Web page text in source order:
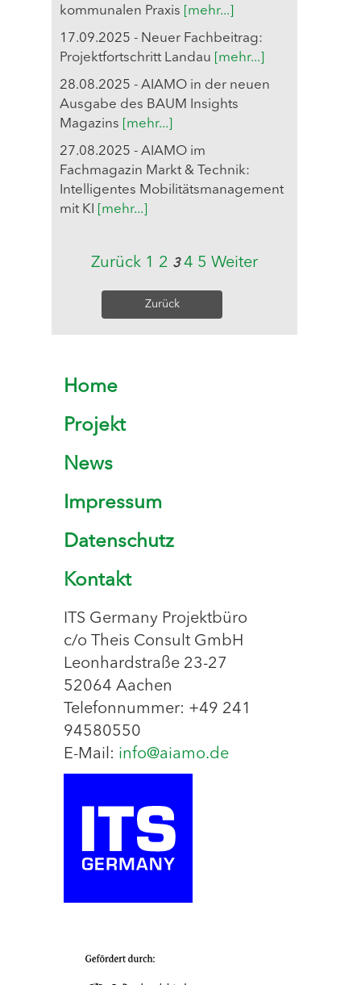
kommunalen Praxis
[mehr...]
17.09.2025 - Neuer Fachbeitrag:
Projektfortschritt Landau
[mehr...]
28.08.2025 - AIAMO in der neuen
Ausgabe des BAUM Insights
Magazins
[mehr...]
27.08.2025 - AIAMO im
Fachmagazin Markt & Technik:
Intelligentes Mobilitätsmanagement
mit KI
[mehr...]
Zurück 1 2 3 4 5 Weiter
Zurück
Home
Projekt
News
Impressum
Datenschutz
Kontakt
ITS Germany Projektbüro
c/o Theis Consult GmbH
Leonhardstraße 23-27
52064 Aachen
Telefonnummer: +49 241
94580550
E-Mail: info@aiamo.de